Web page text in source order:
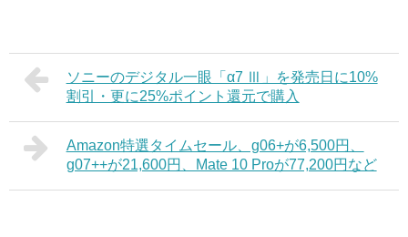
ソニーのデジタル一眼「α7 Ⅲ」を発売日に10%
割引・更に25%ポイント還元で購入
Amazon特選タイムセール、g06+が6,500円、
g07++が21,600円、Mate 10 Proが77,200円など